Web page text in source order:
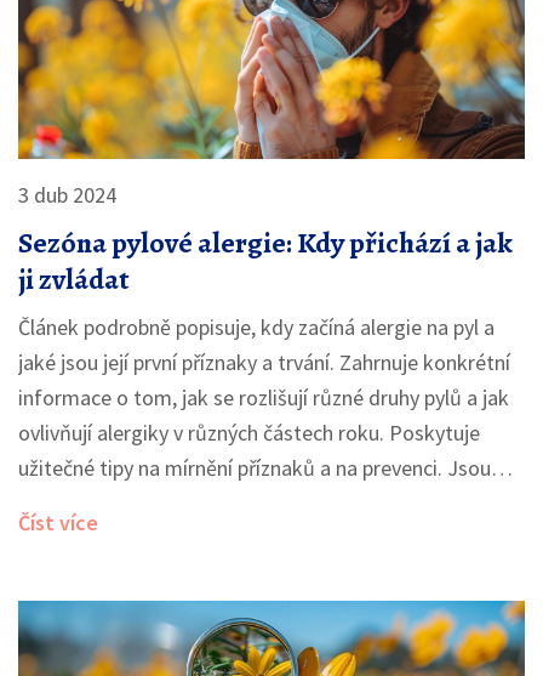
3 dub 2024
Sezóna pylové alergie: Kdy přichází a jak
ji zvládat
Článek podrobně popisuje, kdy začíná alergie na pyl a
jaké jsou její první příznaky a trvání. Zahrnuje konkrétní
informace o tom, jak se rozlišují různé druhy pylů a jak
ovlivňují alergiky v různých částech roku. Poskytuje
užitečné tipy na mírnění příznaků a na prevenci. Jsou
kvalitu života během sezóny alergií.
Číst více